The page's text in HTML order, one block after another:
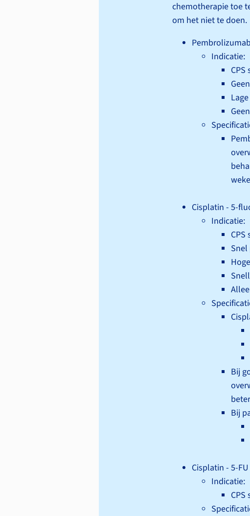
chemotherapie toe
om het niet te doen.
Indicatie:
CPS
Cisplatin - 5-
Indicatie:
CPS
Bij
Bij
Cisplatin - 5-
Indicatie:
CPS